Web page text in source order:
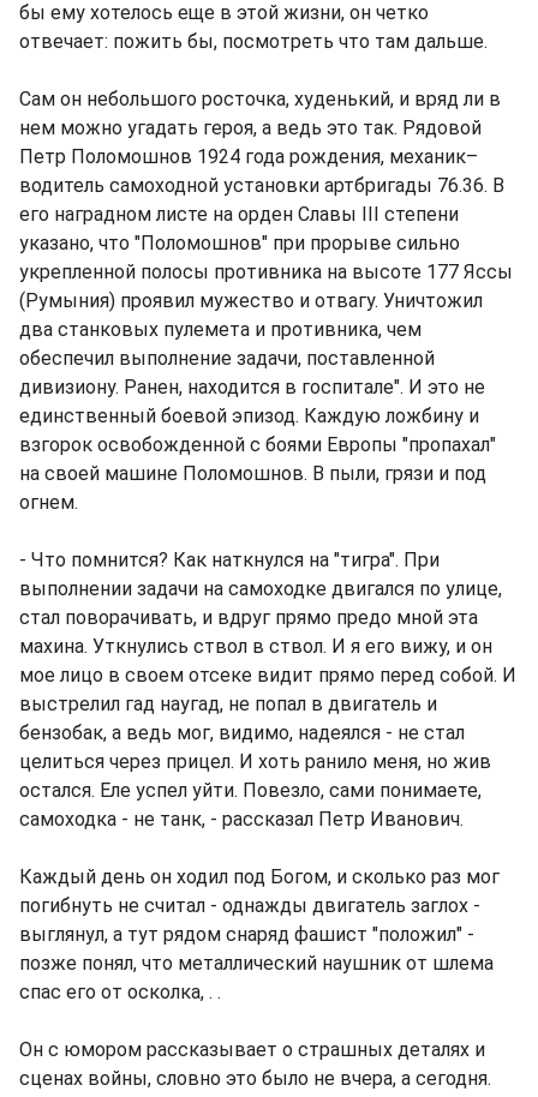
бы ему хотелось еще в этой жизни, он четко
отвечает: пожить бы, посмотреть что там дальше.
Сам он небольшого росточка, худенький, и вряд ли в
нем можно угадать героя, а ведь это так. Рядовой
Петр Поломошнов 1924 года рождения, механик–
водитель самоходной установки артбригады 76.36. В
его наградном листе на орден Славы III степени
указано, что "Поломошнов" при прорыве сильно
укрепленной полосы противника на высоте 177 Яссы
(Румыния) проявил мужество и отвагу. Уничтожил
два станковых пулемета и противника, чем
обеспечил выполнение задачи, поставленной
дивизиону. Ранен, находится в госпитале". И это не
единственный боевой эпизод. Каждую ложбину и
взгорок освобожденной с боями Европы "пропахал"
на своей машине Поломошнов. В пыли, грязи и под
огнем.
- Что помнится? Как наткнулся на "тигра". При
выполнении задачи на самоходке двигался по улице,
стал поворачивать, и вдруг прямо предо мной эта
махина. Уткнулись ствол в ствол. И я его вижу, и он
мое лицо в своем отсеке видит прямо перед собой. И
выстрелил гад наугад, не попал в двигатель и
бензобак, а ведь мог, видимо, надеялся - не стал
целиться через прицел. И хоть ранило меня, но жив
остался. Еле успел уйти. Повезло, сами понимаете,
самоходка - не танк, - рассказал Петр Иванович.
Каждый день он ходил под Богом, и сколько раз мог
погибнуть не считал - однажды двигатель заглох -
выглянул, а тут рядом снаряд фашист "положил" -
позже понял, что металлический наушник от шлема
спас его от осколка, . .
Он с юмором рассказывает о страшных деталях и
сценах войны, словно это было не вчера, а сегодня.